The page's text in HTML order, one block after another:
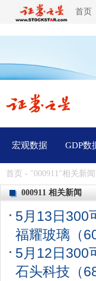
首页
宏观数据 GDP数
首页 - "000911"相关新闻
000911 相关新闻
5月13日300
福耀玻璃（
5月12日300
石头科技（